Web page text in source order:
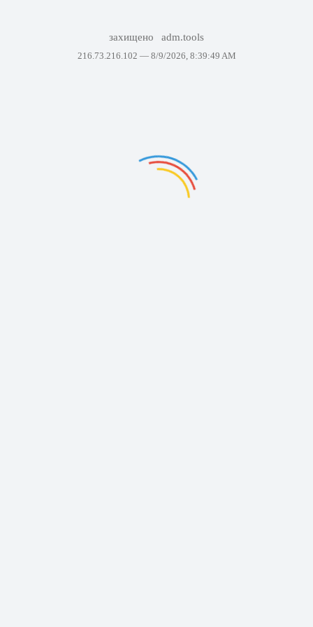
захищено adm.tools
216.73.216.102 — 8/9/2026, 8:39:49 AM